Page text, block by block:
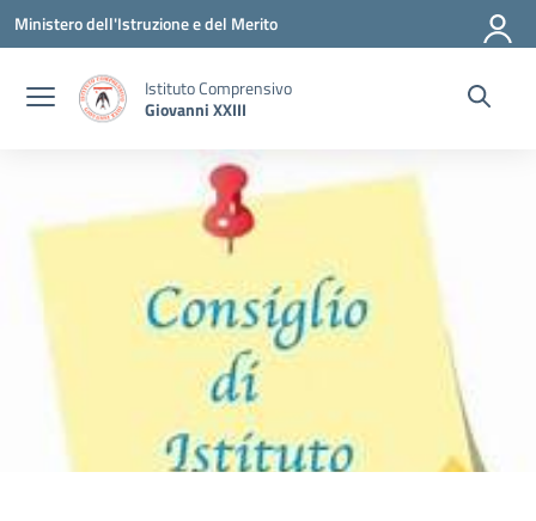
Vai ai contenuti
Vai al menu di navigazione
Vai al footer
Ministero dell'Istruzione e del Merito
Istituto Comprensivo
Giovanni XXIII